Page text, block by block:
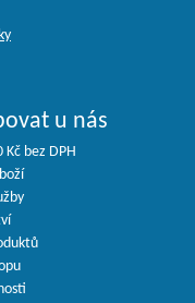
u nás
bez DPH